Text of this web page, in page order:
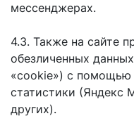
мессенджерах.
4.3. Также на сайте
обезличенных
«cookie») с помощью
статистики (Яндекс
других).